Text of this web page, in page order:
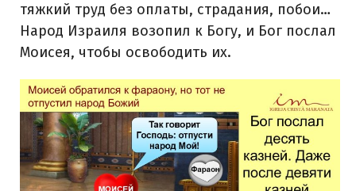
тяжкий труд без оплаты, страдания, побои…
Народ Израиля возопил к Богу, и Бог послал
Моисея, чтобы освободить их.